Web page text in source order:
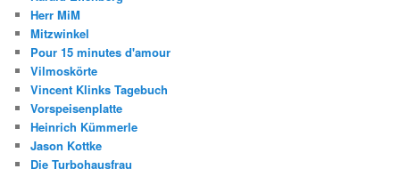
Herr MiM
Mitzwinkel
Pour 15 minutes d'amour
Vilmoskörte
Vincent Klinks Tagebuch
Vorspeisenplatte
Heinrich Kümmerle
Jason Kottke
Die Turbohausfrau